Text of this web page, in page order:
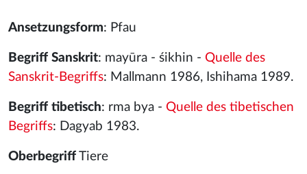
Ansetzungsform: Pfau
Begriff Sanskrit: mayūra - śikhin - Quelle des
Sanskrit-Begriffs: Mallmann 1986, Ishihama 1989.
Begriff tibetisch: rma bya - Quelle des tibetischen
Begriffs: Dagyab 1983.
Oberbegriff Tiere